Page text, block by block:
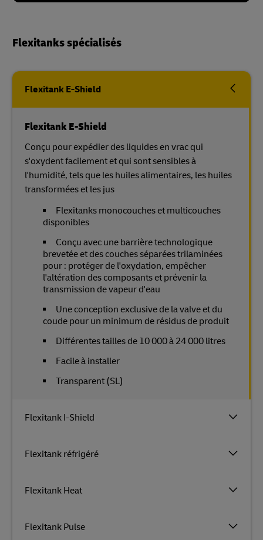
Flexitanks spécialisés
Flexitank E-Shield
Flexitank I-Shield
Flexitank réfrigéré
Flexitank Heat
Flexitank Pulse
Flexitank E-Shield
Conçu pour expédier des liquides en vrac qui
s'oxydent facilement et qui sont sensibles à
l'humidité, tels que les huiles alimentaires, les huiles
transformées et les jus
Flexitanks monocouches et multicouches
disponibles
Conçu avec une barrière technologique
brevetée et des couches séparées trilaminées
pour : protéger de l'oxydation, empêcher
l'altération des composants et prévenir la
transmission de vapeur d'eau
Une conception exclusive de la valve et du
coude pour un minimum de résidus de produit
Différentes tailles de 10 000 à 24 000 litres
Facile à installer
Transparent (SL)